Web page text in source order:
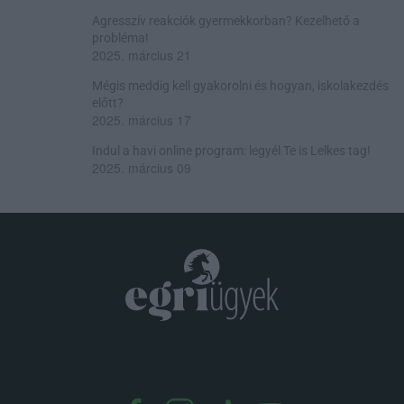
Agresszív reakciók gyermekkorban? Kezelhető a
probléma!
2025. március 21
Mégis meddig kell gyakorolni és hogyan, iskolakezdés
előtt?
2025. március 17
Indul a havi online program: legyél Te is Lelkes tag!
2025. március 09